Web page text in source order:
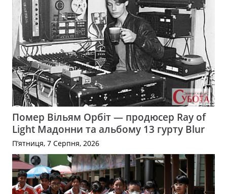
Помер Вільям Орбіт — продюсер Ray of
Light Мадонни та альбому 13 гурту Blur
П’ятниця, 7 Серпня, 2026